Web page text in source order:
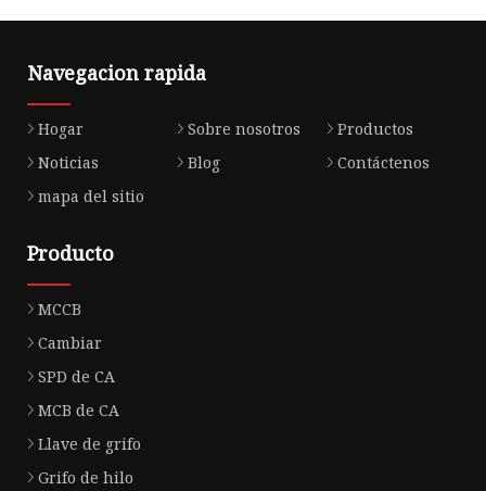
Navegacion rapida
Hogar Sobre nosotros
Productos
Noticias
Blog
Contáctenos
mapa del sitio
Producto
MCCB
Cambiar
SPD de CA
MCB de CA
Llave de grifo
Grifo de hilo